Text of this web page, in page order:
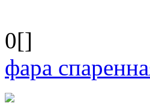
0[]
фара